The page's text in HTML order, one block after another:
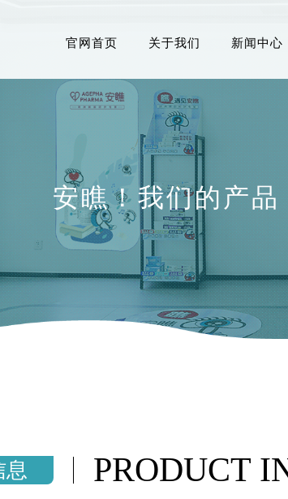
安瞧！我们的产品
官网首页 关于我们 新闻中心
息 PRODUCT